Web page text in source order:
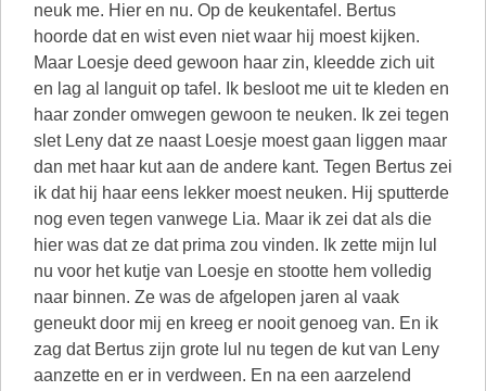
neuk me. Hier en nu. Op de keukentafel. Bertus
hoorde dat en wist even niet waar hij moest kijken.
Maar Loesje deed gewoon haar zin, kleedde zich uit
en lag al languit op tafel. Ik besloot me uit te kleden en
haar zonder omwegen gewoon te neuken. Ik zei tegen
slet Leny dat ze naast Loesje moest gaan liggen maar
dan met haar kut aan de andere kant. Tegen Bertus zei
ik dat hij haar eens lekker moest neuken. Hij sputterde
nog even tegen vanwege Lia. Maar ik zei dat als die
hier was dat ze dat prima zou vinden. Ik zette mijn lul
nu voor het kutje van Loesje en stootte hem volledig
naar binnen. Ze was de afgelopen jaren al vaak
geneukt door mij en kreeg er nooit genoeg van. En ik
zag dat Bertus zijn grote lul nu tegen de kut van Leny
aanzette en er in verdween. En na een aarzelend